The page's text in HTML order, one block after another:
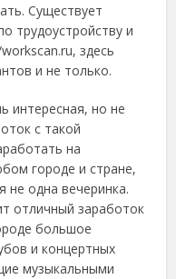
Существует
трудоустройству и
здесь
и не только.
интересная, но не
с такой
на
городе и стране,
не одна вечеринка.
отличный заработок
большое
и концертных
музыкальными